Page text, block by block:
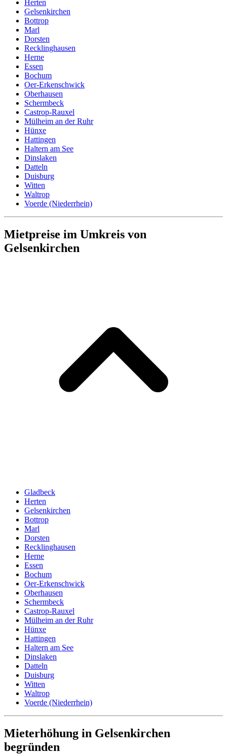
Herten
Gelsenkirchen
Bottrop
Marl
Dorsten
Recklinghausen
Herne
Essen
Bochum
Oer-Erkenschwick
Oberhausen
Schermbeck
Castrop-Rauxel
Mülheim an der Ruhr
Hünxe
Hattingen
Haltern am See
Dinslaken
Datteln
Duisburg
Witten
Waltrop
Voerde (Niederrhein)
Mietpreise im Umkreis von
Gelsenkirchen
Gladbeck
Herten
Gelsenkirchen
Bottrop
Marl
Dorsten
Recklinghausen
Herne
Essen
Bochum
Oer-Erkenschwick
Oberhausen
Schermbeck
Castrop-Rauxel
Mülheim an der Ruhr
Hünxe
Hattingen
Haltern am See
Dinslaken
Datteln
Duisburg
Witten
Waltrop
Voerde (Niederrhein)
Mieterhöhung in Gelsenkirchen
begründen